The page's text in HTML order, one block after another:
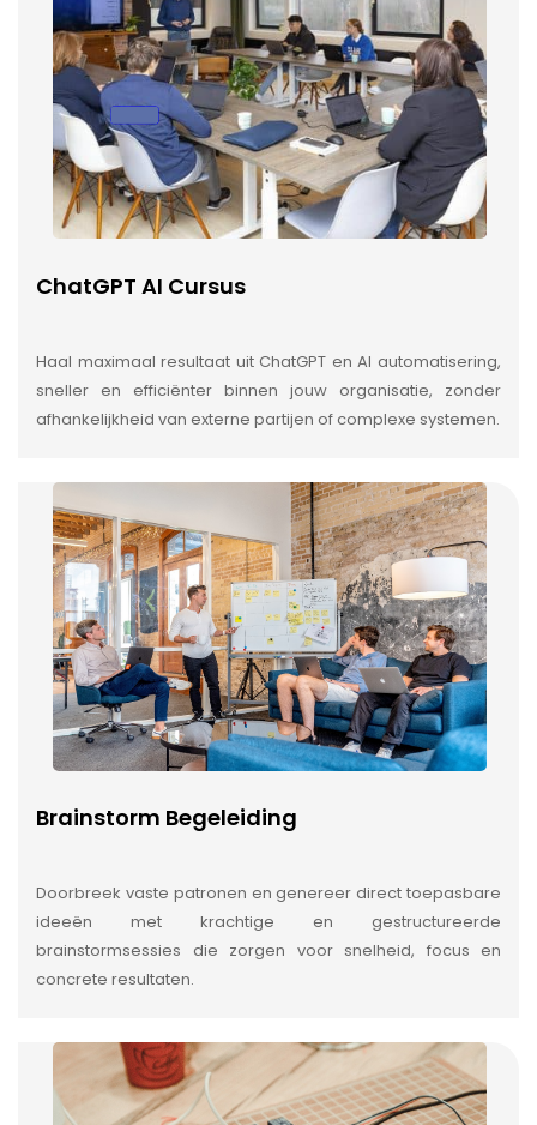
ChatGPT AI Cursus
Haal maximaal resultaat uit ChatGPT en AI automatisering,
sneller en efficiënter binnen jouw organisatie, zonder
afhankelijkheid van externe partijen of complexe systemen.
Brainstorm Begeleiding
Doorbreek vaste patronen en genereer direct toepasbare
ideeën met krachtige en gestructureerde
brainstormsessies die zorgen voor snelheid, focus en
concrete resultaten.